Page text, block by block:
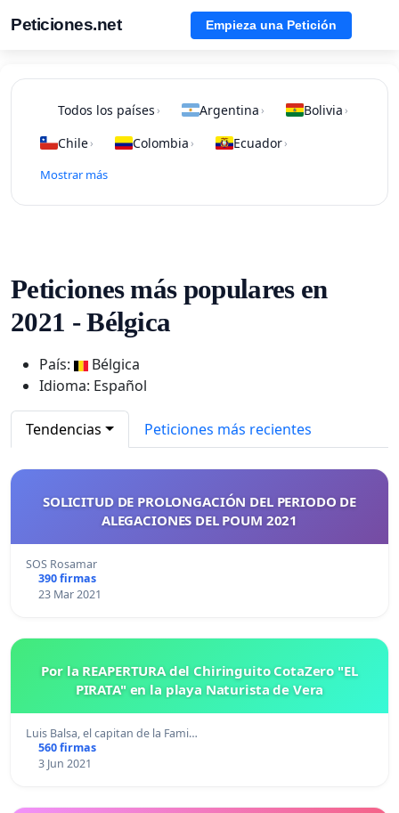
Peticiones.net Empieza una Petición
Todos los países › Argentina › Bolivia ›
Chile› Colombia › Ecuador›
Mostrar más
Peticiones más populares en
2021 - Bélgica
País:
Bélgica
Idioma: Español
Tendencias Peticiones más recientes
SOLICITUD DE PROLONGACIÓN DEL PERIODO DE
ALEGACIONES DEL POUM 2021
SOS Rosamar
390 firmas
23 Mar 2021
Por la REAPERTURA del Chiringuito CotaZero "EL
PIRATA" en la playa Naturista de Vera
Luis Balsa, el capitan de la Fami…
560 firmas
3 Jun 2021